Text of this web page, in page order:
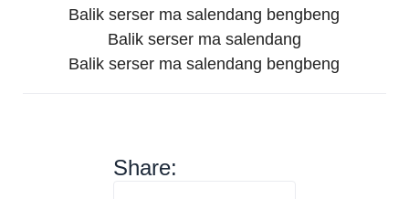
Balik serser ma salendang bengbeng
Balik serser ma salendang
Balik serser ma salendang bengbeng
Share: